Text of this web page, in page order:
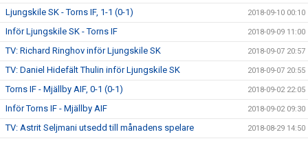
Ljungskile SK - Torns IF, 1-1 (0-1) 2018-09-10 00:10
Inför Ljungskile SK - Torns IF 2018-09-09 11:00
TV: Richard Ringhov inför Ljungskile SK 2018-09-07 20:57
TV: Daniel Hidefält Thulin inför Ljungskile SK 2018-09-07 20:55
Torns IF - Mjällby AIF, 0-1 (0-1) 2018-09-02 22:05
Inför Torns IF - Mjällby AIF 2018-09-02 09:30
TV: Astrit Seljmani utsedd till månadens spelare 2018-08-29 14:50